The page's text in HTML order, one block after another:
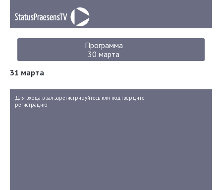
Программа
30 марта
31 марта
Для входа в зал зарегистрируйтесь или подтвердите
регистрацию